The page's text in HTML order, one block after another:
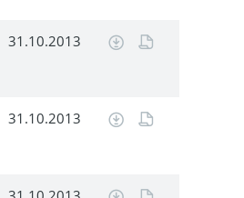
31.10.2013
31.10.2013